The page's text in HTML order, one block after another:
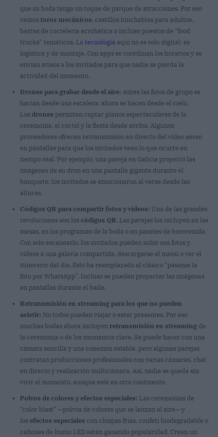
que su boda tenga un toque de parque de atracciones. Por eso
vemostoros mecánicos, castillos hinchables para adultos,
barras de coctelería acrobática o incluso puestos de “food
trucks” temáticos. La tecnología aquí no es solo digital: es
logística y de montaje. Con apps se coordinan los horarios y se
envían avisos a los invitados para que nadie se pierda la
actividad del momento.
Drones para grabar desde el aire: Antes las fotos de grupo se
hacían desde una escalera; ahora se hacen desde el cielo.
Los drones permiten captar planos espectaculares de la
ceremonia, el cóctel y la fiesta desde arriba. Algunos
proveedores ofrecen retransmisión en directo del vídeo aéreo
en pantallas para que los invitados vean lo que ocurre en
tiempo real. Por ejemplo, una pareja en Galicia proyectó las
imágenes de su dron en una pantalla gigante durante el
banquete: los invitados se emocionaron al verse desde las
alturas.
Códigos QR para compartir fotos y vídeos: Una de las grandes
revoluciones son los códigos QR. Las parejas los incluyen en las
mesas, en los programas de la boda o en paneles de bienvenida.
Con solo escanearlo, los invitados pueden subir sus fotos y
vídeos a una galería compartida, descargarse el menú o ver el
itinerario del día. Esto ha reemplazado al clásico “pásame la
foto por WhatsApp”. Incluso se pueden proyectar las imágenes
en pantallas durante el baile.
Retransmisión en streaming para los que no pueden
asistir: No todos pueden viajar o estar presentes. Por eso
muchas bodas ahora incluyenretransmisión en streaming de
la ceremonia o de los momentos clave. Se puede hacer con una
cámara sencilla y una conexión estable, pero algunas parejas
contratan producciones profesionales con varias cámaras, chat
en directo y realización multicámara. Así, nadie se queda sin
vivir el momento, aunque esté en otro continente.
Polvos de colores y efectos especiales: Las ceremonias de
“color blast” —polvos de colores que se lanzan al aire— y
los efectos especiales con chispas frías, confeti biodegradable o
cañones de humo LED están ganando popularidad. Crean un